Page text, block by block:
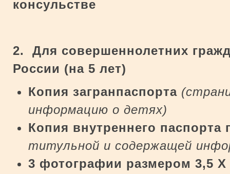
консульстве
2. Для совершеннолетних
России (на 5 лет)
Копия загранпаспорта
информацию о детях)
Копия внутреннего паспорта
титульной и содержащей
3 фотографии размером 3,5 Х